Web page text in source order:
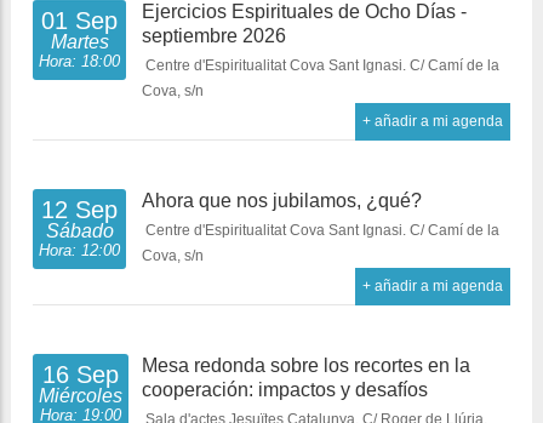
01 Sep
Martes
Hora: 18:00
Ejercicios Espirituales de Ocho Días -
septiembre 2026
Centre d'Espiritualitat Cova Sant Ignasi. C/ Camí de la
Cova, s/n
+ añadir a mi agenda
12 Sep
Sábado
Hora: 12:00
Ahora que nos jubilamos, ¿qué?
Centre d'Espiritualitat Cova Sant Ignasi. C/ Camí de la
Cova, s/n
+ añadir a mi agenda
16 Sep
Miércoles
Hora: 19:00
Mesa redonda sobre los recortes en la
cooperación: impactos y desafíos